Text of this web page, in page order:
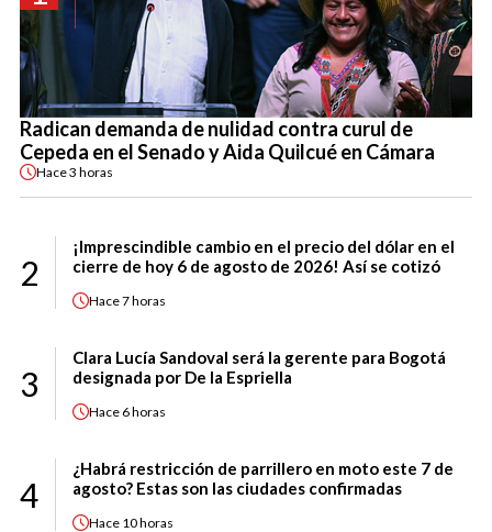
Radican demanda de nulidad contra curul de
Cepeda en el Senado y Aida Quilcué en Cámara
Hace3 horas
2
¡Imprescindible cambio en el precio del dólar en el
cierre de hoy 6 de agosto de 2026! Así se cotizó
Hace7 horas
3
Clara Lucía Sandoval será la gerente para Bogotá
designada por De la Espriella
Hace 6 horas
4
¿Habrá restricción de parrillero en moto este 7 de
agosto? Estas son las ciudades confirmadas
Hace 10 horas